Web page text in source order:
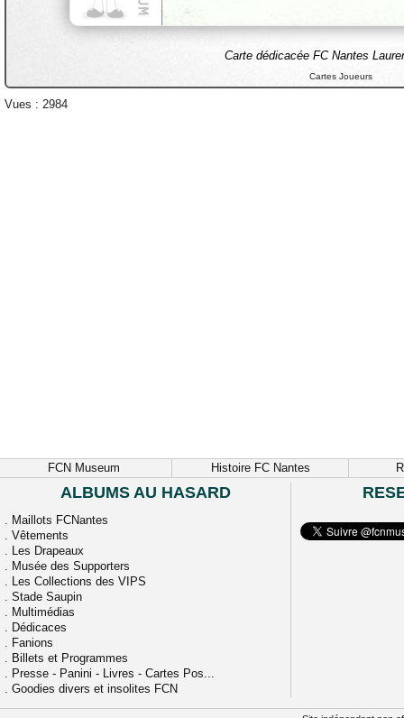
Carte dédicacée FC Nantes
Cartes Joueurs
Vues : 2984
FCN Museum Histoire FC Nantes
ALBUMS AU HASARD
. Maillots FCNantes
. Vêtements
. Les Drapeaux
. Musée des Supporters
. Les Collections des VIPS
. Stade Saupin
. Multimédias
. Dédicaces
. Fanions
. Billets et Programmes
. Presse - Panini - Livres - Cartes Pos...
. Goodies divers et insolites FCN